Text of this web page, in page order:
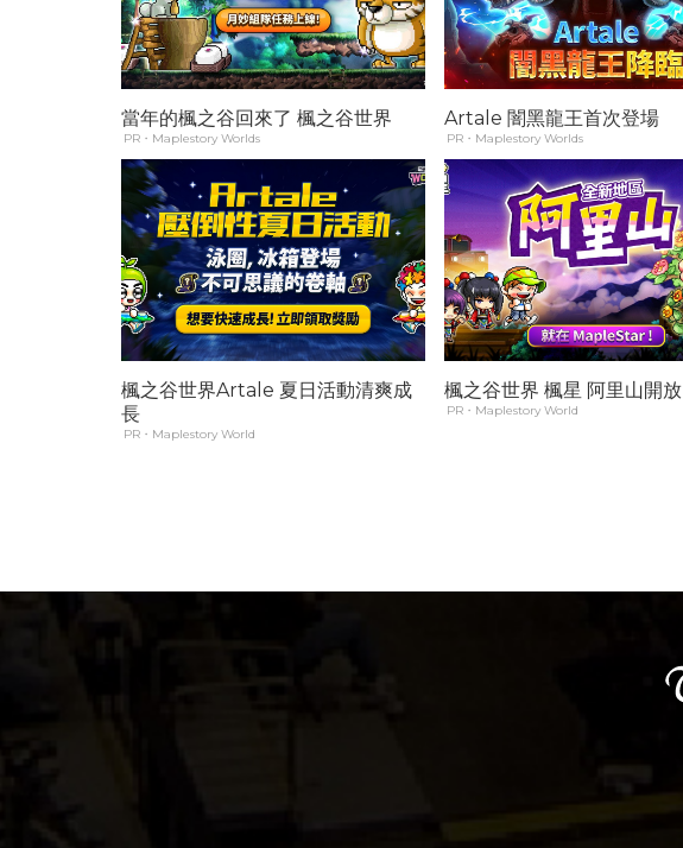
當年的楓之谷回來了 楓之谷世界
PR・Maplestory Worlds
Artale 闇黑龍王首次登場
PR・Maplestory Worlds
楓之谷世界Artale 夏日活動清爽成
長
PR・Maplestory World
楓之谷世界 楓星 阿里山開放
PR・Maplestory World